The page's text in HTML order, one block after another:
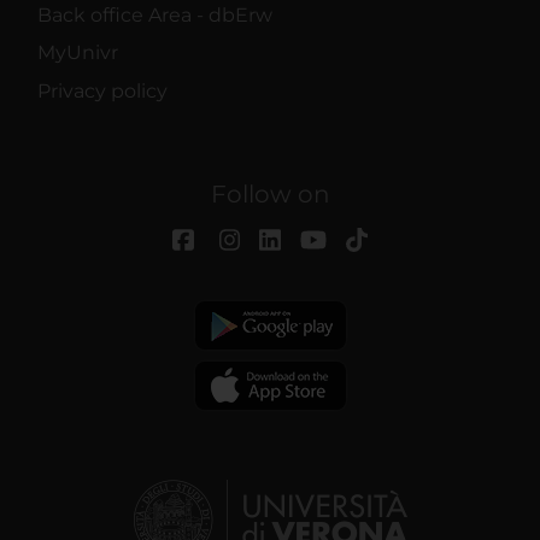
Back office Area - dbErw
MyUnivr
Privacy policy
Follow on